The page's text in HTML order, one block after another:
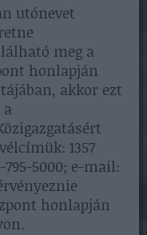
utónevet
meg a
honlapján
akkor ezt
1357
795-5000; e-mail:
honlapján